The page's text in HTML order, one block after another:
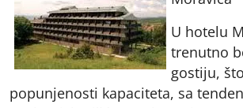
U hotelu
trenutno
gostiju,
popunjenosti kapaciteta, sa